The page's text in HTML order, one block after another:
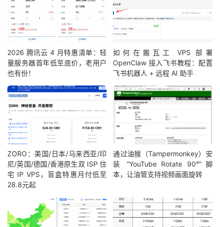
2026 腾讯云 4 月特惠清单：轻
量服务器首年低至底价，老用户
也有份！
如何在搬瓦工 VPS 部署
OpenClaw 接入飞书教程：配置
飞书机器人 + 远程 AI 助手
ZORO：美国/日本/马来西亚/印
尼/英国/德国/香港原生双 ISP 住
宅 IP VPS，盲盒特惠月付低至
28.8元起
通过油猴（Tampermonkey）安
装 “YouTube Rotate 90°” 脚
本，让油管支持视频画面旋转